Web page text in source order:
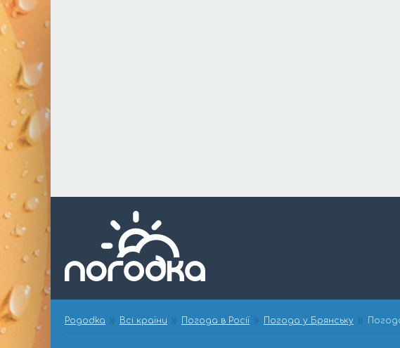
Pogodka Всі країни Погода в Росії Погода у Брянську